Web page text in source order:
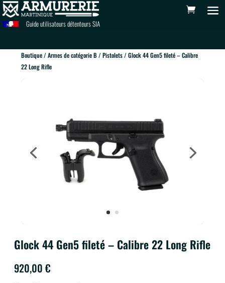
Guide utilisateurs détenteurs SIA
Boutique/Armes de catégorie B/Pistolets/ Glock 44 Gen5 fileté – Calibre
22 Long Rifle
Glock 44 Gen5 fileté – Calibre 22 Long Rifle
920,00 €